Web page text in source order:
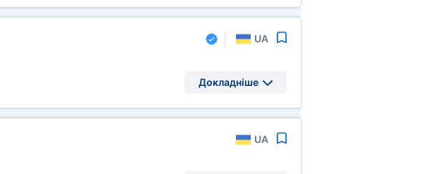
UA
Докладніше
UA